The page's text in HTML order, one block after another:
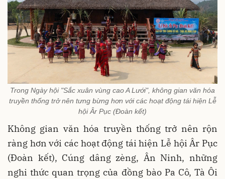
Trong Ngày hội "Sắc xuân vùng cao A Lưới", không gian văn hóa
truyền thống trở nên tưng bừng hơn với các hoạt động tái hiện Lễ
hội Âr Pục (Đoàn kết)
Không gian văn hóa truyền thống trở nên rộn
ràng hơn với các hoạt động tái hiện Lễ hội Âr Pục
(Đoàn kết), Cúng dâng zèng, Ân Ninh, những
nghi thức quan trọng của đồng bào Pa Cô, Tà Ôi